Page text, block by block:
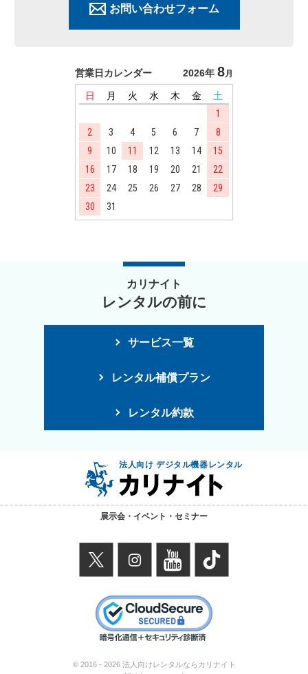
営業日カレンダー 2026年 8月
日 月 火 水 木 金
土
1
2
3 4 5 6 7
8
9
10 11 12 13 14
15
16
17 18 19 20 21
22
23
24 25 26 27 28
29
30
31
お問い合わせフォーム
カリナイト
レンタルの前に
サービス一覧
レンタル補償プラン
レンタル約款
法人向け デジタル機器レンタル
展示会・イベント・セミナー
© 2016 - 2026 法人向けレンタルならカリナイト